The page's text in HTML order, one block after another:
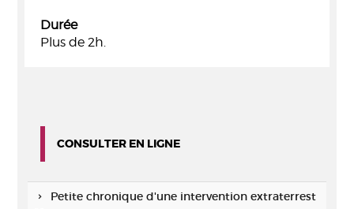
Durée
Plus de 2h.
CONSULTER EN LIGNE
Petite chronique d'une intervention extraterrest